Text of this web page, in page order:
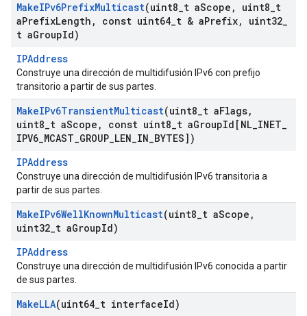
MakeIPv6PrefixMulticast(uint8 t aScope , uint8 t
aPrefixLength , const uint64 t & aPrefix, uint32
t aGroupId)
IPAddress
Construye una dirección de multidifusión IPv6 con prefijo
transitorio a partir de sus partes.
MakeIPv6TransientMulticast(uint8 t aFlags,
uint8 t aScope , const uint8 t aGroupId[NL INET
IPV6 MCAST GROUP LEN IN BYTES])
IPAddress
Construye una dirección de multidifusión IPv6 transitoria a
partir de sus partes.
MakeIPv6WellKnownMulticast(uint8 t aScope ,
uint32 t aGroupId)
IPAddress
Construye una dirección de multidifusión IPv6 conocida a partir
de sus partes.
MakeLLA(uint64 t interfaceId)